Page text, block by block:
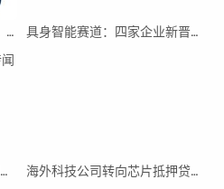
AI聊天机器人为何频繁“失控”，背后原因及解决方案解析 具身智能赛道：四家企业新晋独角兽，融资竞速背后
PayPal命运转折：被收购传闻与行业重构 海外科技公司转向芯片抵押贷款，AI投资热潮涌动